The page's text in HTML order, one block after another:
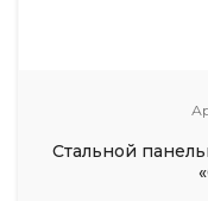
Стальной